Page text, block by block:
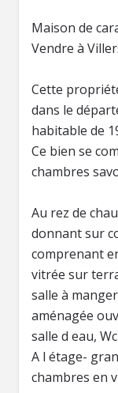
Maison de
Vendre à
Cette
dans le
habitable de
Ce bien se
chambres
Au rez de
donnant sur
comprenant
vitrée sur
salle à
aménagée
salle d eau, Wc
A l étage-
chambres en